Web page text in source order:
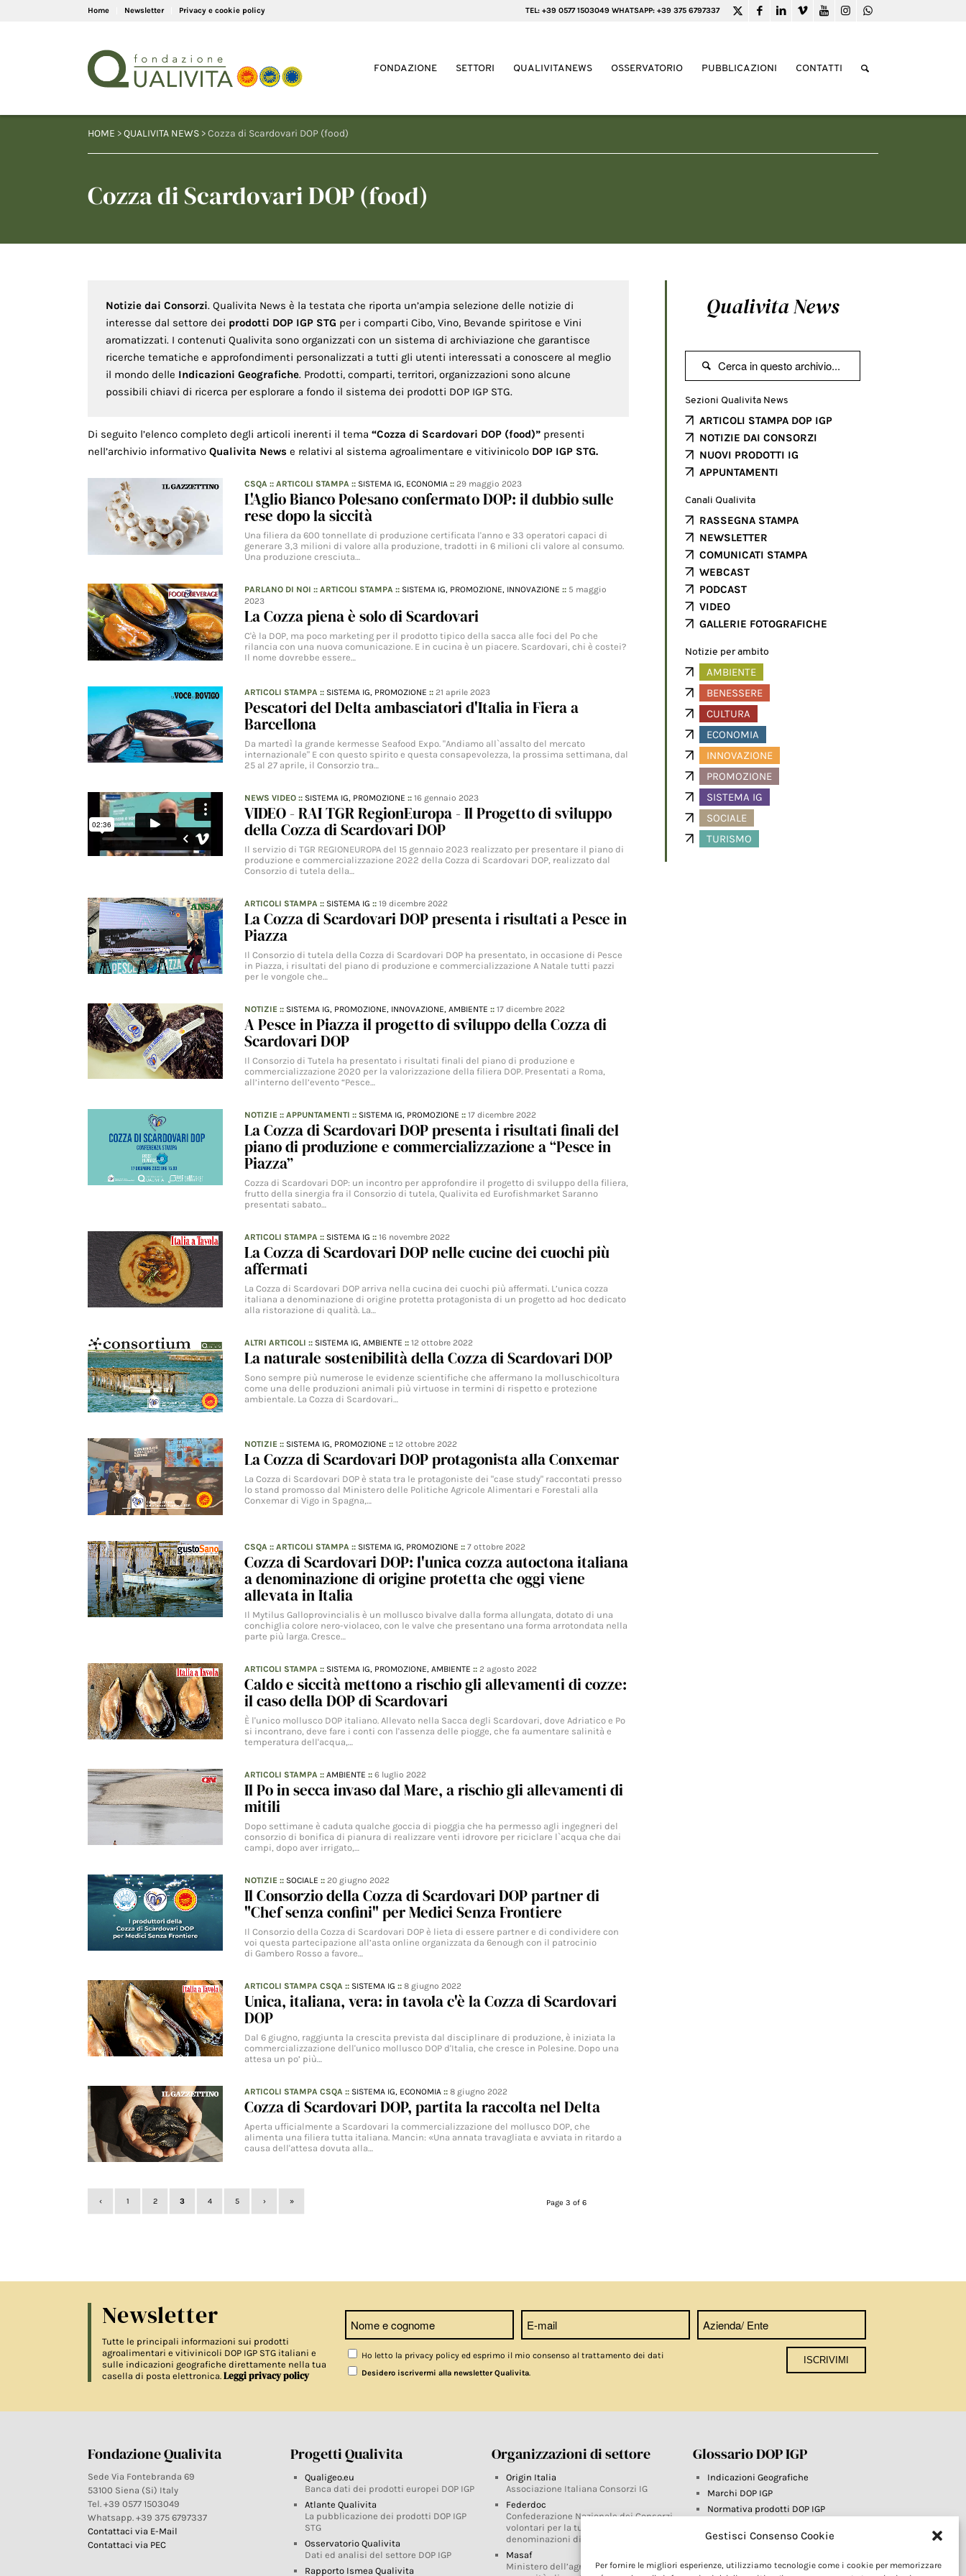
Gestisci Consenso Cookie
Per fornire le migliori esperienze, utilizziamo tecnologie come i cookie per memorizzare
Home Newsletter Privacy e cookie policy TEL: +39 0577 1503049 WHATSAPP: +39 375 6797337
FONDAZIONE SETTORI QUALIVITANEWS OSSERVATORIO PUBBLICAZIONI CONTATTI
HOME >QUALIVITA NEWS > Cozza di Scardovari DOP (food)
Cozza di Scardovari DOP (food)
Notizie dai Consorzi. Qualivita News è la testata che riporta un’ampia selezione delle notizie di
interesse dal settore dei prodotti DOP IGP STG per i comparti Cibo, Vino, Bevande spiritose e Vini
aromatizzati. I contenuti Qualivita sono organizzati con un sistema di archiviazione che garantisce
ricerche tematiche e approfondimenti personalizzati a tutti gli utenti interessati a conoscere al meglio
il mondo delle Indicazioni Geografiche. Prodotti, comparti, territori, organizzazioni sono alcune
possibili chiavi di ricerca per esplorare a fondo il sistema dei prodotti DOP IGP STG.
Di seguito l’elenco completo degli articoli inerenti il tema “Cozza di Scardovari DOP (food)” presenti
nell’archivio informativo Qualivita News e relativi al sistema agroalimentare e vitivinicolo DOP IGP STG.
CSQA ::ARTICOLI STAMPA :: SISTEMA IG, ECONOMIA ::29 maggio 2023
L'Aglio Bianco Polesano confermato DOP: il dubbio sulle
rese dopo la siccità
Una filiera da 600 tonnellate di produzione certificata l'anno e 33 operatori capaci di
generare 3,3 milioni di valore alla produzione, tradotti in 6 milioni cli valore al consumo.
Una produzione cresciuta…
PARLANO DI NOI ::ARTICOLI STAMPA :: SISTEMA IG, PROMOZIONE, INNOVAZIONE :: 5 maggio
2023
La Cozza piena è solo di Scardovari
C'è la DOP, ma poco marketing per il prodotto tipico della sacca alle foci del Po che
rilancia con una nuova comunicazione. E in cucina è un piacere. Scardovari, chi è costei?
Il nome dovrebbe essere…
ARTICOLI STAMPA :: SISTEMA IG, PROMOZIONE ::21 aprile 2023
Pescatori del Delta ambasciatori d'Italia in Fiera a
Barcellona
Da martedì la grande kermesse Seafood Expo. "Andiamo all`assalto del mercato
internazionale" E con questo spirito e questa consapevolezza, la prossima settimana, dal
25 al 27 aprile, il Consorzio tra…
NEWS VIDEO :: SISTEMA IG, PROMOZIONE ::16 gennaio 2023
VIDEO - RAI TGR RegionEuropa - Il Progetto di sviluppo
della Cozza di Scardovari DOP
Il servizio di TGR REGIONEUROPA del 15 gennaio 2023 realizzato per presentare il piano di
produzione e commercializzazione 2022 della Cozza di Scardovari DOP, realizzato dal
Consorzio di tutela della…
ARTICOLI STAMPA :: SISTEMA IG ::19 dicembre 2022
La Cozza di Scardovari DOP presenta i risultati a Pesce in
Piazza
Il Consorzio di tutela della Cozza di Scardovari DOP ha presentato, in occasione di Pesce
in Piazza, i risultati del piano di produzione e commercializzazione A Natale tutti pazzi
per le vongole che…
NOTIZIE :: SISTEMA IG, PROMOZIONE, INNOVAZIONE,AMBIENTE ::17 dicembre 2022
A Pesce in Piazza il progetto di sviluppo della Cozza di
Scardovari DOP
Il Consorzio di Tutela ha presentato i risultati finali del piano di produzione e
commercializzazione 2020 per la valorizzazione della filiera DOP. Presentati a Roma,
all’interno dell’evento “Pesce…
NOTIZIE ::APPUNTAMENTI :: SISTEMA IG, PROMOZIONE ::17 dicembre 2022
La Cozza di Scardovari DOP presenta i risultati finali del
piano di produzione e commercializzazione a “Pesce in
Piazza”
Cozza di Scardovari DOP: un incontro per approfondire il progetto di sviluppo della filiera,
frutto della sinergia fra il Consorzio di tutela, Qualivita ed Eurofishmarket Saranno
presentati sabato…
ARTICOLI STAMPA :: SISTEMA IG ::16 novembre 2022
La Cozza di Scardovari DOP nelle cucine dei cuochi più
affermati
La Cozza di Scardovari DOP arriva nella cucina dei cuochi più affermati. L’unica cozza
italiana a denominazione di origine protetta protagonista di un progetto ad hoc dedicato
alla ristorazione di qualità. La…
ALTRI ARTICOLI :: SISTEMA IG,AMBIENTE ::12 ottobre 2022
La naturale sostenibilità della Cozza di Scardovari DOP
Sono sempre più numerose le evidenze scientifiche che affermano la molluschicoltura
come una delle produzioni animali più virtuose in termini di rispetto e protezione
ambientale. La Cozza di Scardovari…
NOTIZIE :: SISTEMA IG, PROMOZIONE ::12 ottobre 2022
La Cozza di Scardovari DOP protagonista alla Conxemar
La Cozza di Scardovari DOP è stata tra le protagoniste dei "case study" raccontati presso
lo stand promosso dal Ministero delle Politiche Agricole Alimentari e Forestali alla
Conxemar di Vigo in Spagna,…
CSQA ::ARTICOLI STAMPA :: SISTEMA IG, PROMOZIONE ::7 ottobre 2022
Cozza di Scardovari DOP: l'unica cozza autoctona italiana
a denominazione di origine protetta che oggi viene
allevata in Italia
Il Mytilus Galloprovincialis è un mollusco bivalve dalla forma allungata, dotato di una
conchiglia colore nero-violaceo, con le valve che presentano una forma arrotondata nella
parte più larga. Cresce…
ARTICOLI STAMPA :: SISTEMA IG, PROMOZIONE,AMBIENTE ::2 agosto 2022
Caldo e siccità mettono a rischio gli allevamenti di cozze:
il caso della DOP di Scardovari
È l'unico mollusco DOP italiano. Allevato nella Sacca degli Scardovari, dove Adriatico e Po
si incontrano, deve fare i conti con l'assenza delle piogge, che fa aumentare salinità e
temperatura dell'acqua,…
ARTICOLI STAMPA ::AMBIENTE ::6 luglio 2022
Il Po in secca invaso dal Mare, a rischio gli allevamenti di
mitili
Dopo settimane è caduta qualche goccia di pioggia che ha permesso agli ingegneri del
consorzio di bonifica di pianura di realizzare venti idrovore per riciclare l`acqua che dai
campi, dopo aver irrigato,…
NOTIZIE :: SOCIALE ::20 giugno 2022
Il Consorzio della Cozza di Scardovari DOP partner di
"Chef senza confini" per Medici Senza Frontiere
Il Consorzio della Cozza di Scardovari DOP è lieta di essere partner e di condividere con
voi questa partecipazione all’asta online organizzata da 6enough con il patrocinio
di Gambero Rosso a favore…
ARTICOLI STAMPA CSQA :: SISTEMA IG ::8 giugno 2022
Unica, italiana, vera: in tavola c'è la Cozza di Scardovari
DOP
Dal 6 giugno, raggiunta la crescita prevista dal disciplinare di produzione, è iniziata la
commercializzazione dell'unico mollusco DOP d'Italia, che cresce in Polesine. Dopo una
attesa un po’ più…
ARTICOLI STAMPA CSQA :: SISTEMA IG, ECONOMIA ::8 giugno 2022
Cozza di Scardovari DOP, partita la raccolta nel Delta
Aperta ufficialmente a Scardovari la commercializzazione del mollusco DOP, che
alimenta una filiera tutta italiana. Mancin: «Una annata travagliata e avviata in ritardo a
causa dell'attesa dovuta alla…
Page 3 of 6
‹ 1 2 3 4 5 › »
Qualivita News

Sezioni Qualivita News
ARTICOLI STAMPA DOP IGP
NOTIZIE DAI CONSORZI
NUOVI PRODOTTI IG
APPUNTAMENTI
Canali Qualivita
RASSEGNA STAMPA
NEWSLETTER
COMUNICATI STAMPA
WEBCAST
PODCAST
VIDEO
GALLERIE FOTOGRAFICHE
Notizie per ambito
AMBIENTE
BENESSERE
CULTURA
ECONOMIA
INNOVAZIONE
PROMOZIONE
SISTEMA IG
SOCIALE
TURISMO
Newsletter
Tutte le principali informazioni sui prodotti
agroalimentari e vitivinicoli DOP IGP STG italiani e
sulle indicazioni geografiche direttamente nella tua
casella di posta elettronica. Leggi privacy policy
Ho letto la privacy policy ed esprimo il mio consenso al trattamento dei dati
Desidero iscrivermi alla newsletter Qualivita.
Fondazione Qualivita
Sede Via Fontebranda 69
53100 Siena (Si) Italy
Tel. +39 0577 1503049
Whatsapp. +39 375 6797337
Contattaci via E-Mail
Contattaci via PEC
Progetti Qualivita
Qualigeo.eu
Banca dati dei prodotti europei DOP IGP
Atlante Qualivita
La pubblicazione dei prodotti DOP IGP
STG
Osservatorio Qualivita
Dati ed analisi del settore DOP IGP
Rapporto Ismea Qualivita
Organizzazioni di settore
Origin Italia
Associazione Italiana Consorzi IG
Federdoc
Confederazione Nazionale dei Consorzi
volontari per la tutela delle
denominazioni di origine
Masaf
Ministero dell’agricoltura, della
Glossario DOP IGP
Indicazioni Geografiche
Marchi DOP IGP
Normativa prodotti DOP IGP
Farm To Fork e prodotti DOP IGP
Riforma Sistema IG